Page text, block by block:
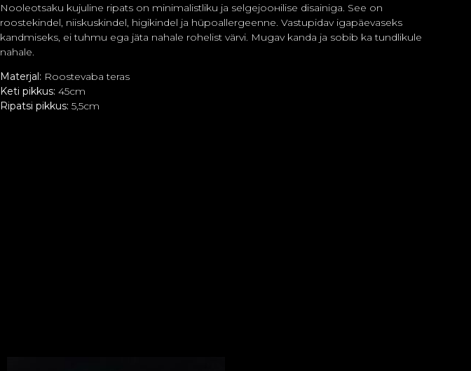
Nooleotsaku kujuline ripats on minimalistliku ja selgejoонilise disainiga. See on
roostekindel, niiskuskindel, higikindel ja hüpoallergeenne. Vastupidav igapäevaseks
kandmiseks, ei tuhmu ega jäta nahale rohelist värvi. Mugav kanda ja sobib ka tundlikule
nahale.
Materjal: Roostevaba teras
Keti pikkus: 45cm
Ripatsi pikkus: 5,5cm